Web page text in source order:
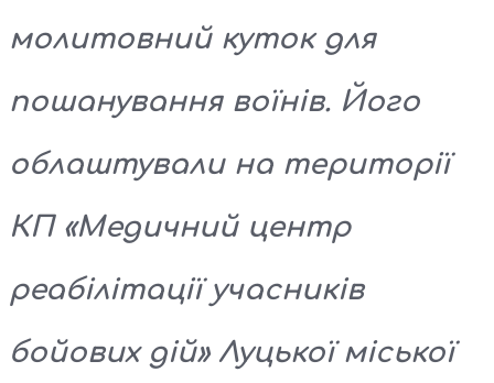
молитовний куток для
пошанування воїнів. Його
облаштували на території
КП «Медичний центр
реабілітації учасників
бойових дій» Луцької міської